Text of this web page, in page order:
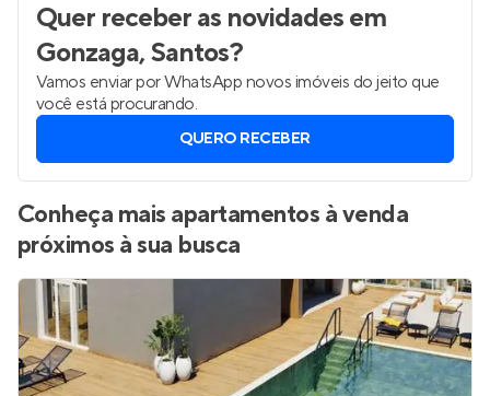
Quer receber as novidadesem
Gonzaga, Santos?
Vamos enviar por WhatsApp novos imóveis do jeito que
você está procurando.
QUERO RECEBER
Conheça mais apartamentos à venda
próximos à sua busca